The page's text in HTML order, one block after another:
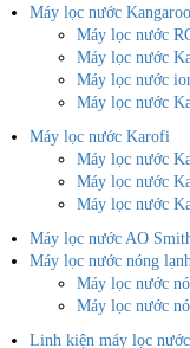
Máy lọc nước Kangaroo
Máy lọc nước
Máy lọc nước
Máy lọc nước
Máy lọc nước
Máy lọc nước Karofi
Máy lọc nước
Máy lọc nước
Máy lọc nước
Máy lọc nước AO
Máy lọc nước nóng
Máy lọc nước
Máy lọc nước
Linh kiện máy lọc nước